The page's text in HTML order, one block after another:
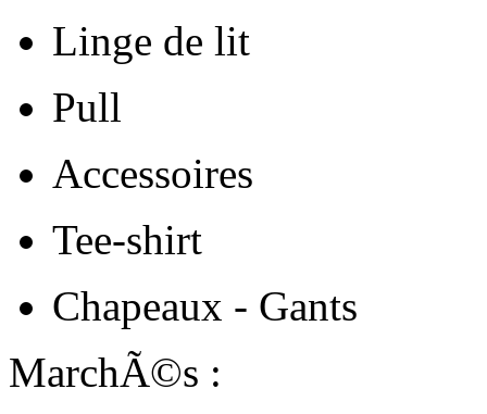
Linge de lit
Pull
Accessoires
Tee-shirt
Chapeaux - Gants
MarchÃ©s :